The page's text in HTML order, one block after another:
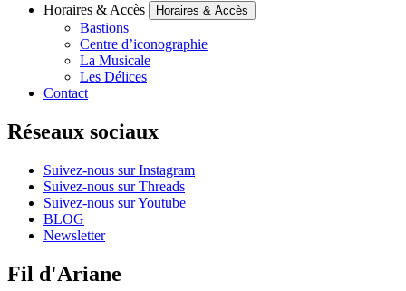
Horaires & Accès
Horaires & Accès
Bastions
Centre d’iconographie
La Musicale
Les Délices
Contact
Réseaux sociaux
Suivez-nous sur Instagram
Suivez-nous sur Threads
Suivez-nous sur Youtube
BLOG
Newsletter
Fil d'Ariane